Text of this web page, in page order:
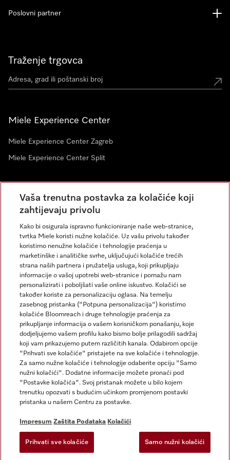
Traženje trgovca
Miele Experience Center
Miele Experience Center Zagreb
Miele Experience Center Split
Newsletter
Poslovni partner
Impresum
Opći uvjeti
Zaštita podataka
Uvjeti Korištenja
Izjava o pristupačnosti
Zakon o digitalnim uslugama
Postavke kolačića
Miele na Instagramu
Miele na Facebooku
Vaša trenutna postavka za kolačiće koji
zahtijevaju privolu
Kako bi osigurala ispravno funkcioniranje naše web-stranice,
tvrtka Miele koristi nužne kolačiće. Uz vašu privolu također
koristimo nenužne kolačiće i tehnologije praćenja u
marketinške i analitičke svrhe, uključujući kolačiće trećih
strana naših partnera i pružatelja usluga, koji prikupljaju
informacije o vašoj upotrebi web-stranice i pomažu nam
personalizirati i poboljšati vaše online iskustvo. Kolačići se
također koriste za personalizaciju oglasa. Na temelju
zasebnog pristanka ("Potpuna personalizacija") koristimo
kolačiće Bloomreach i druge tehnologije praćenja za
prikupljanje informacija o vašem korisničkom ponašanju, koje
dodjeljujemo vašem profilu kako bismo bolje prilagodili sadržaj
koji vam prikazujemo putem različitih kanala. Odabirom opcije
"Prihvati sve kolačiće" pristajete na sve kolačiće i tehnologije.
Za samo nužne kolačiće i tehnologije odaberite opciju "Samo
nužni kolačići". Dodatne informacije možete pronaći pod
"Postavke kolačića". Svoj pristanak možete u bilo kojem
trenutku opozvati s budućim učinkom promjenom postavki
pristanka u našem Centru za postavke.
Impresum Zaštita Podataka Kolačići
Prihvati sve kolačiće Samo nužni kolačići